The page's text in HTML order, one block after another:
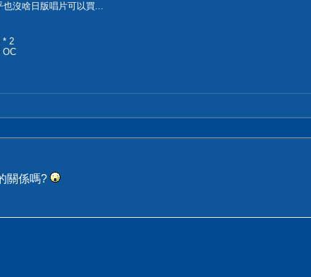
沒啥日版唱片可以買...
* 2
OC
關係嗎?